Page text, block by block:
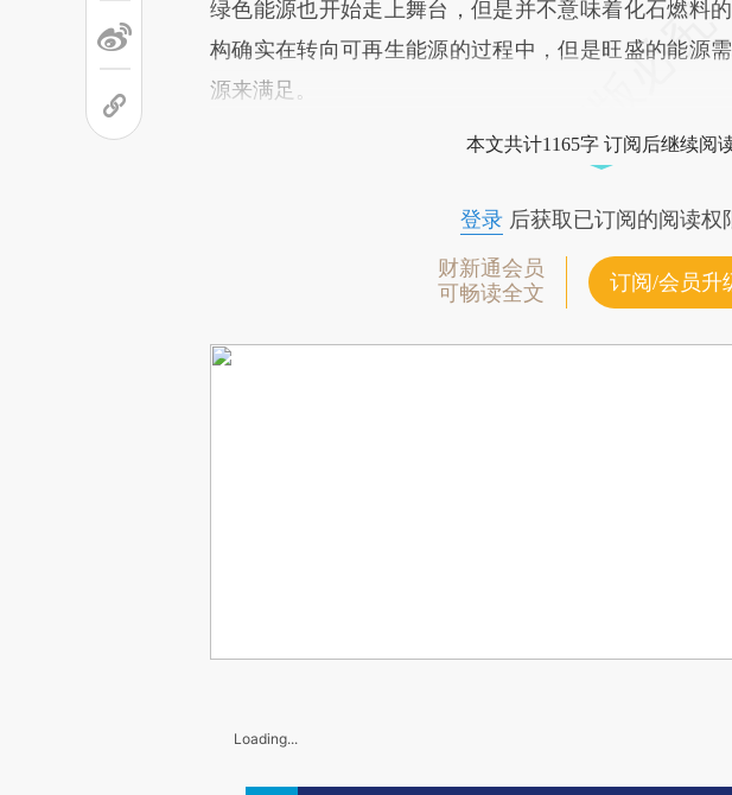
绿色能源也开始走上舞台，但是并不意味着化石燃料
构确实在转向可再生能源的过程中，但是旺盛的能源
源来满足。
本文共计1165字 订阅后继续阅
登录后获取已订阅的阅读权
财新通会员
可畅读全文
订阅/会员升
Loading...